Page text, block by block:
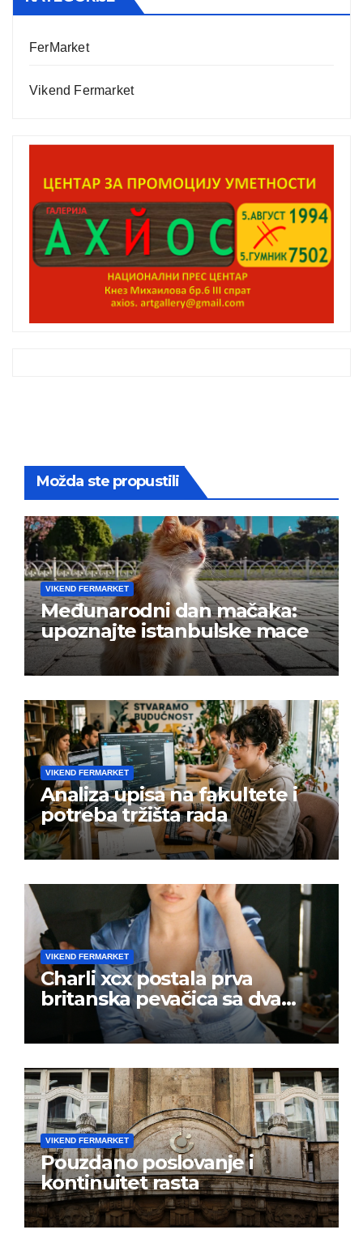
FerMarket
Vikend Fermarket
Možda ste propustili
VIKEND FERMARKET
Međunarodni dan mačaka:
upoznajte istanbulske mace
VIKEND FERMARKET
Analiza upisa na fakultete i
potreba tržišta rada
VIKEND FERMARKET
Charli xcx postala prva
britanska pevačica sa dva
albuma na prvom mestu u
istoj kalendarskoj godini
VIKEND FERMARKET
Pouzdano poslovanje i
kontinuitet rasta